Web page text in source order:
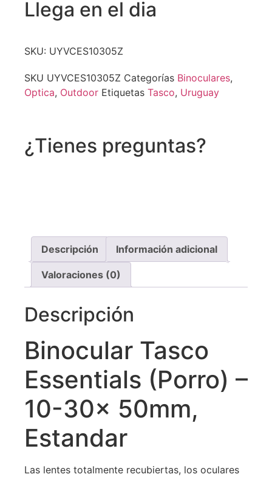
Llega en el dia
SKU: UYVCES10305Z
SKU UYVCES10305Z Categorías Binoculares,
Optica, Outdoor Etiquetas Tasco, Uruguay
¿Tienes preguntas?
Descripción Información adicional
Valoraciones (0)
Descripción
Binocular Tasco
Essentials (Porro) –
10-30x 50mm,
Estandar
Las lentes totalmente recubiertas, los oculares